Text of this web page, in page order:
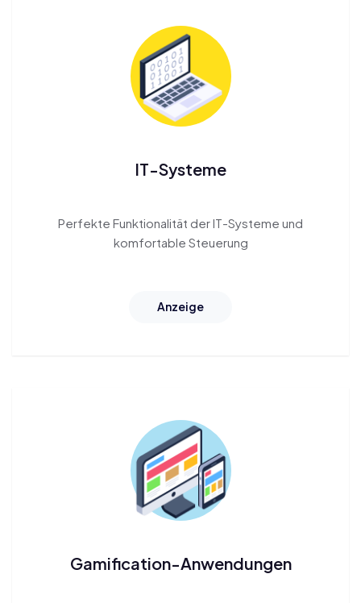
IT-Systeme
Perfekte Funktionalität der IT-Systeme und
komfortable Steuerung
Anzeige
Gamification-Anwendungen